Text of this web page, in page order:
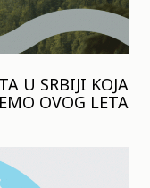
U SRBIJI KOJA
OVOG LETA